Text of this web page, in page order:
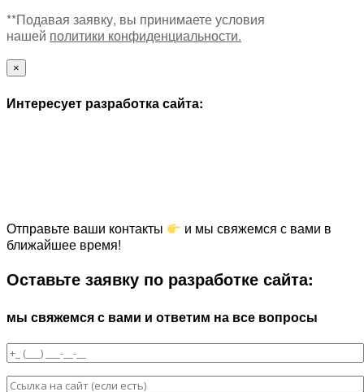
**Подавая заявку, вы принимаете условия
нашей политики конфиденциальности.
×
Интересует разработка сайта:
Отправьте ваши контакты
и мы свяжемся с вами в
ближайшее время!
Оставьте заявку по разработке сайта:
мы свяжемся с вами и ответим на все вопросы